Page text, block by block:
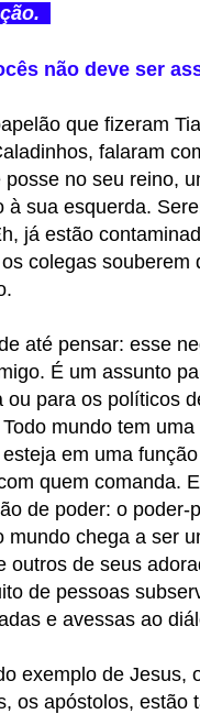
não deve ser
que fizeram
falaram
posse no seu reino,
à sua esquerda.
já estão
colegas souberem
até pensar: esse
É um assunto
ou para os políticos
mundo tem
em uma
quem comanda.
de poder: o
mundo chega a ser
outros de seus
de pessoas
e avessas ao
exemplo de Jesus,
os apóstolos, estão